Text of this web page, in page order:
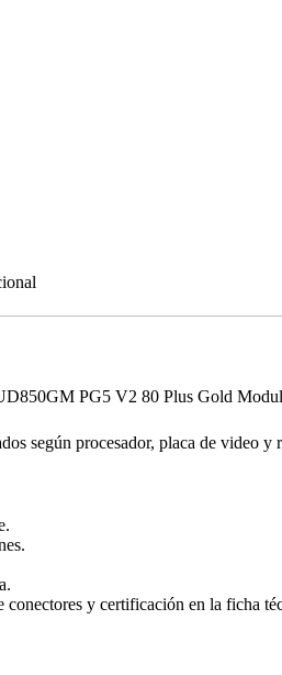
PG5 V2 80 Plus Gold
según procesador, placa de video
y certificación en la ficha